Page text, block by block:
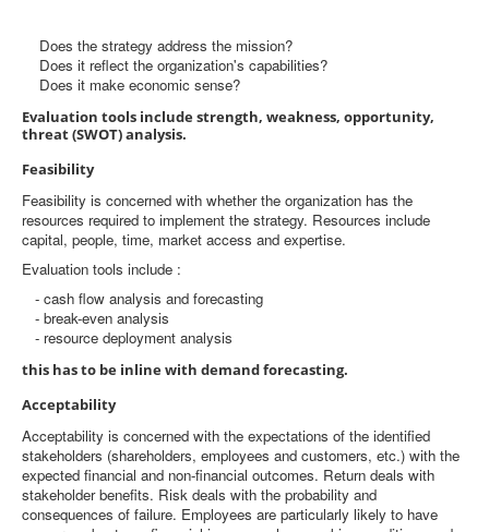
Does the strategy address the mission?
Does it reflect the organization's capabilities?
Does it make economic sense?
Evaluation tools include strength, weakness, opportunity,
threat (SWOT) analysis.
Feasibility
Feasibility is concerned with whether the organization has the
resources required to implement the strategy. Resources include
capital, people, time, market access and expertise.
Evaluation tools include :
- cash flow analysis and forecasting
- break-even analysis
- resource deployment analysis
this has to be inline with demand forecasting.
Acceptability
Acceptability is concerned with the expectations of the identified
stakeholders (shareholders, employees and customers, etc.) with the
expected financial and non-financial outcomes. Return deals with
stakeholder benefits. Risk deals with the probability and
consequences of failure. Employees are particularly likely to have